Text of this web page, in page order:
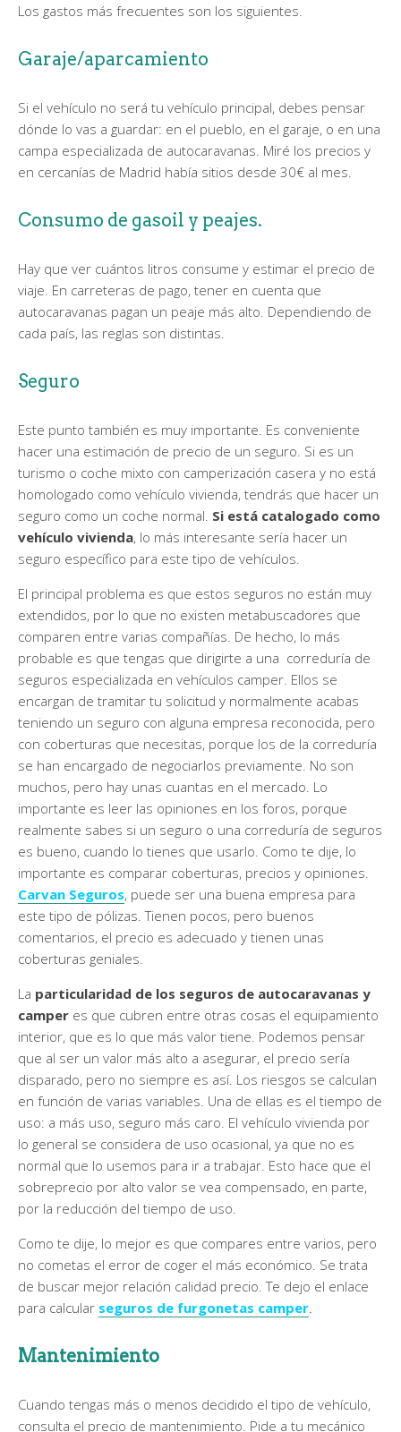
Los gastos más frecuentes son los siguientes.
Garaje/aparcamiento
Si el vehículo no será tu vehículo principal, debes pensar
dónde lo vas a guardar: en el pueblo, en el garaje, o en una
campa especializada de autocaravanas. Miré los precios y
en cercanías de Madrid había sitios desde 30€ al mes.
Consumo de gasoil y peajes.
Hay que ver cuántos litros consume y estimar el precio de
viaje. En carreteras de pago, tener en cuenta que
autocaravanas pagan un peaje más alto. Dependiendo de
cada país, las reglas son distintas.
Seguro
Este punto también es muy importante. Es conveniente
hacer una estimación de precio de un seguro. Si es un
turismo o coche mixto con camperización casera y no está
homologado como vehículo vivienda, tendrás que hacer un
seguro como un coche normal. Si está catalogado como
vehículo vivienda, lo más interesante sería hacer un
seguro específico para este tipo de vehículos.
El principal problema es que estos seguros no están muy
extendidos, por lo que no existen metabuscadores que
comparen entre varias compañías. De hecho, lo más
probable es que tengas que dirigirte a una correduría de
seguros especializada en vehículos camper. Ellos se
encargan de tramitar tu solicitud y normalmente acabas
teniendo un seguro con alguna empresa reconocida, pero
con coberturas que necesitas, porque los de la correduría
se han encargado de negociarlos previamente. No son
muchos, pero hay unas cuantas en el mercado. Lo
importante es leer las opiniones en los foros, porque
realmente sabes si un seguro o una correduría de seguros
es bueno, cuando lo tienes que usarlo. Como te dije, lo
importante es comparar coberturas, precios y opiniones.
Carvan Seguros, puede ser una buena empresa para
este tipo de pólizas. Tienen pocos, pero buenos
comentarios, el precio es adecuado y tienen unas
coberturas geniales.
La particularidad de los seguros de autocaravanas y
camper es que cubren entre otras cosas el equipamiento
interior, que es lo que más valor tiene. Podemos pensar
que al ser un valor más alto a asegurar, el precio sería
disparado, pero no siempre es así. Los riesgos se calculan
en función de varias variables. Una de ellas es el tiempo de
uso: a más uso, seguro más caro. El vehículo vivienda por
lo general se considera de uso ocasional, ya que no es
normal que lo usemos para ir a trabajar. Esto hace que el
sobreprecio por alto valor se vea compensado, en parte,
por la reducción del tiempo de uso.
Como te dije, lo mejor es que compares entre varios, pero
no cometas el error de coger el más económico. Se trata
de buscar mejor relación calidad precio. Te dejo el enlace
para calcular seguros de furgonetas camper
Mantenimiento
Cuando tengas más o menos decidido el tipo de vehículo,
consulta el precio de mantenimiento. Pide a tu mecánico